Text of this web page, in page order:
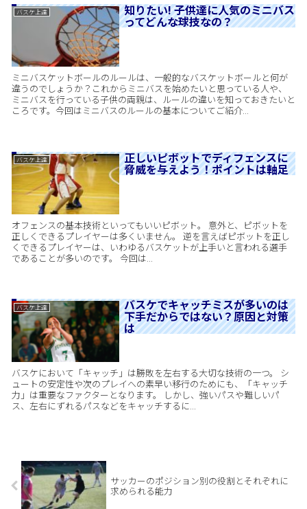
バスケ上達 知りたい! 子供達に人気のミニバス
ってどんな球技なの？
ミニバスケットボールのルールは、一般的なバスケットボールと何が
違うのでしょうか？これからミニバスを始めたいと思っている人や、
ミニバスを行っている子供の両親は、ルールの違いを知っておきたいと
ころです。今回はミニバスのルールの基本についてご紹介...
バスケ上達 正しいピボットでディフェンスに
脅威を与えよう！ポイントは軸足
オフェンスの基本技術といってもいいピボット。 意外と、ピボットを
正しくできるプレイヤーは多くいません。 逆を言えばピボットを正し
くできるプレイヤーは、いわゆるバスケットが上手いと言われる選手
であることが多いのです。 今回は...
バスケ上達 バスケでキャッチミスが多いのは
下手だからではない？原因と対策
は
バスケにおいて「キャッチ」は勝敗を左右する大切な技術の一つ。 シ
ュートの安定性や次のプレイへの素早い移行のためにも、「キャッチ
力」は重要なファクターとなります。 しかし、強いパスや難しいパ
ス、左右にずれるパスなどをキャッチするに...
サッカーのポジション別の役割とそれぞれに
求められる能力